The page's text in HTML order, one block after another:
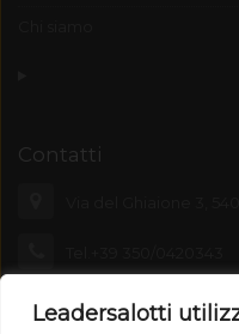
Leadersalotti
Contatti